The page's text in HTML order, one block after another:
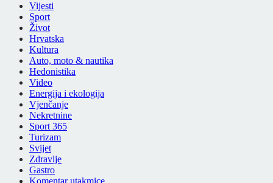
Vijesti
Sport
Život
Hrvatska
Kultura
Auto, moto & nautika
Hedonistika
Video
Energija i ekologija
Vjenčanje
Nekretnine
Sport 365
Turizam
Svijet
Zdravlje
Gastro